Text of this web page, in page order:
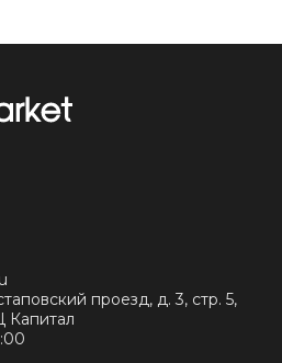
проезд, д. 3, стр. 5,
Капитал